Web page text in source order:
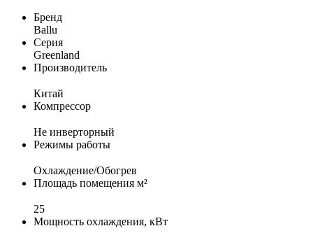
Бренд
Ballu
Серия
Greenland
Производитель
Китай
Компрессор
Не инверторный
Режимы работы
Охлаждение/Обогрев
Площадь помещения м²
25
Мощность охлаждения, кВт